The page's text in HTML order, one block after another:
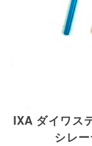
IXA ダイワス
シレ